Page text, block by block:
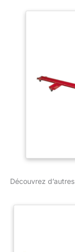
Découvrez